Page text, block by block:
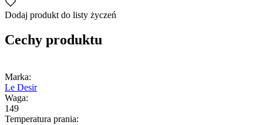
Dodaj produkt do listy życzeń
Cechy produktu
Marka:
Le Desir
Waga:
149
Temperatura prania: